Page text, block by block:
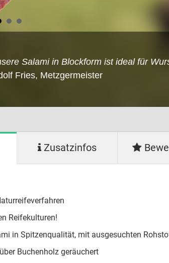
Salami in Blockform ist ideal für
Fries, Metzgermeister
Zusatzinfos
Reifekulturen!
in Spitzenqualität, mit ausgesuchten
Buchenholz geräuchert